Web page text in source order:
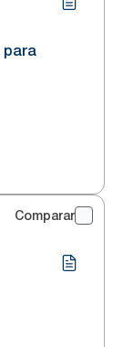
para
Comparar